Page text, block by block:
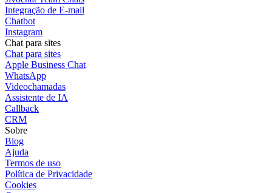
Integração de E-mail
Chatbot
Instagram
Chat para sites
Chat para sites
Apple Business Chat
WhatsApp
Videochamadas
Assistente de IA
Callback
CRM
Sobre
Blog
Ajuda
Termos de uso
Política de Privacidade
Cookies